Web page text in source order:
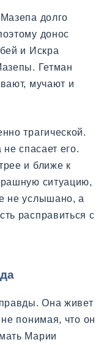
долго
донос
и Искра
Гетман
мучают и
трагической.
спасает его.
и ближе к
ситуацию,
не услышано, а
расправиться с
Она живет
понимая, что он
Марии